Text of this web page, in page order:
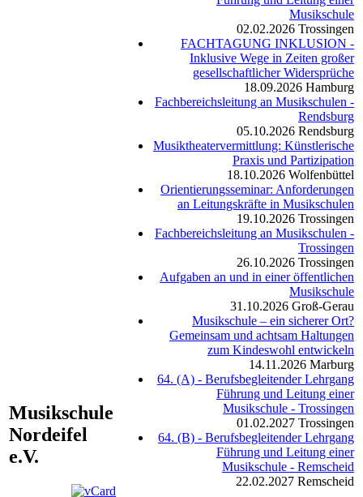
Musikschule
Nordeifel
e.V.
Musikschule
02.02.2026 Trossingen
FACHTAGUNG INKLUSION -
Inklusive Wege in Zeiten großer
gesellschaftlicher Widersprüche
18.09.2026 Hamburg
Fachbereichsleitung an Musikschulen -
Rendsburg
05.10.2026 Rendsburg
Musiktheatervermittlung: Künstlerische
Praxis und Partizipation
18.10.2026 Wolfenbüttel
Orientierungsseminar: Anforderungen
an Leitungskräfte in Musikschulen
19.10.2026 Trossingen
Fachbereichsleitung an Musikschulen -
Trossingen
26.10.2026 Trossingen
Aufgaben an und in einer öffentlichen
Musikschule
31.10.2026 Groß-Gerau
Musikschule – ein sicherer Ort?
Gemeinsam und achtsam Haltungen
zum Kindeswohl entwickeln
14.11.2026 Marburg
64. (A) - Berufsbegleitender Lehrgang
Führung und Leitung einer
Musikschule - Trossingen
01.02.2027 Trossingen
64. (B) - Berufsbegleitender Lehrgang
Führung und Leitung einer
Musikschule - Remscheid
22.02.2027 Remscheid